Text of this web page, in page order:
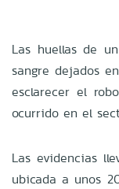
Las huellas de
sangre dejados
esclarecer el
ocurrido en el
Las evidencias
ubicada a unos